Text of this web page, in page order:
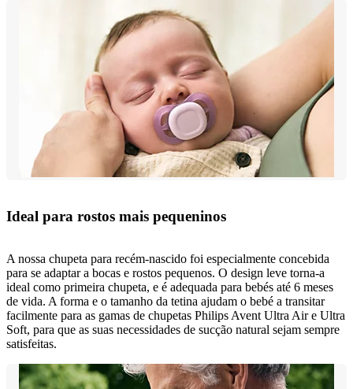
Ideal para rostos mais pequeninos
A nossa chupeta para recém-nascido foi especialmente concebida
para se adaptar a bocas e rostos pequenos. O design leve torna-a
ideal como primeira chupeta, e é adequada para bebés até 6 meses
de vida. A forma e o tamanho da tetina ajudam o bebé a transitar
facilmente para as gamas de chupetas Philips Avent Ultra Air e Ultra
Soft, para que as suas necessidades de sucção natural sejam sempre
satisfeitas.